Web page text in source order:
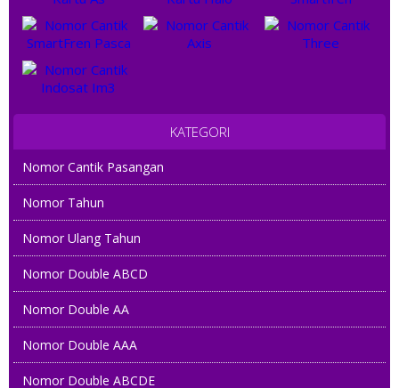
KATEGORI
Nomor Cantik Pasangan
Nomor Tahun
Nomor Ulang Tahun
Nomor Double ABCD
Nomor Double AA
Nomor Double AAA
Nomor Double ABCDE